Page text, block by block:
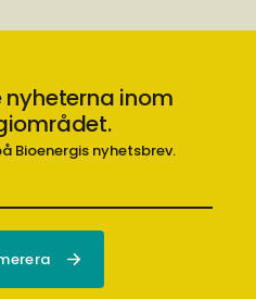
nyheterna inom
Bioenergis nyhetsbrev.